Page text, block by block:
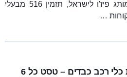
חברת לובינסקי, יבואנית מותג פיז'ו לישראל, תזמין 516 מבעלי
המדינה נלחמת בסכנת כלי רכב כבדים – טסט כל 6